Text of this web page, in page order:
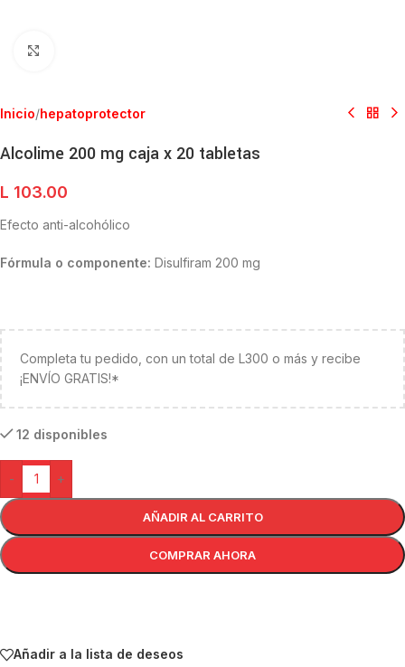
Inicio/hepatoprotector
Alcolime 200 mg caja x 20 tabletas
L 103.00
Efecto anti-alcohólico
Fórmula o componente: Disulfiram 200 mg
Completa tu pedido, con un total de L300 o más y recibe
¡ENVÍO GRATIS!*
12 disponibles
- +
AÑADIR AL CARRITO
COMPRAR AHORA
Añadir a la lista de deseos